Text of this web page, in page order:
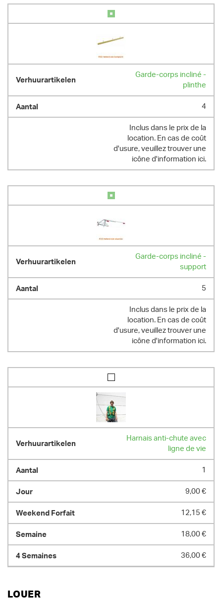
Garde-corps incliné -
plinthe
4
Inclus dans le prix de la
location. En cas de coût
d'usure, veuillez trouver une
icône d'information ici.
Garde-corps incliné -
support
5
Inclus dans le prix de la
location. En cas de coût
d'usure, veuillez trouver une
icône d'information ici.
Harnais anti-chute avec
ligne de vie
1
9,00 €
12,15 €
18,00 €
36,00 €
LOUER